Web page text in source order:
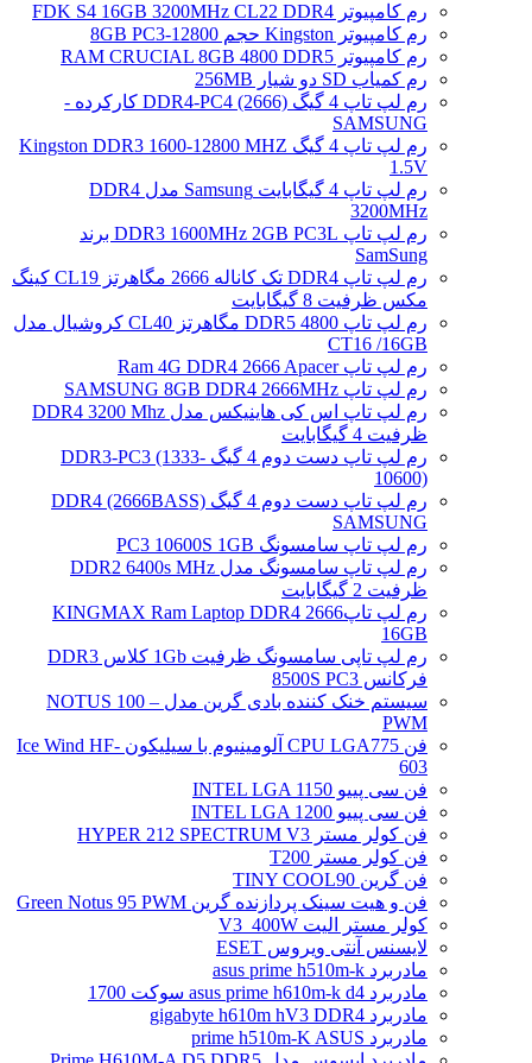
رم کامپیوتر FDK S4 16GB 3200MHz CL22 DDR4
رم کامپیوتر Kingston حجم 8GB PC3-12800
رم کامپیوتر RAM CRUCIAL 8GB 4800 DDR5
رم کمیاب SD دو شیار 256MB
رم لپ تاپ 4 گیگ DDR4-PC4 (2666) کارکرده -
SAMSUNG
رم لپ تاپ 4 گیگ Kingston DDR3 1600-12800 MHZ
1.5V
رم لپ تاپ 4 گیگابایت Samsung مدل DDR4
3200MHz
رم لپ تاپ DDR3 1600MHz 2GB PC3L برند
SamSung
رم لپ تاپ DDR4 تک کاناله 2666 مگاهرتز CL19 کینگ
مکس ظرفیت 8 گیگابایت
رم لپ تاپ DDR5 4800 مگاهرتز CL40 کروشیال مدل
CT16 /16GB
رم لپ تاپ Ram 4G DDR4 2666 Apacer
رم لپ تاپ SAMSUNG 8GB DDR4 2666MHz
رم لپ تاپ اس کی هاینیکس مدل DDR4 3200 Mhz
ظرفیت 4 گیگابایت
رم لپ تاپ دست دوم 4 گیگ DDR3-PC3 (1333-
10600)
رم لپ تاپ دست دوم 4 گیگ DDR4 (2666BASS)
SAMSUNG
رم لپ تاپ سامسونگ PC3 10600S 1GB
رم لپ تاپ سامسونگ مدل DDR2 6400s MHz
ظرفیت 2 گیگابایت
رم لپ تاپ2666 KINGMAX Ram Laptop DDR4
16GB
رم لپ تاپی سامسونگ ظرفیت 1Gb کلاس DDR3
فرکانس 8500S PC3
سیستم خنک کننده بادی گرین مدل NOTUS 100 –
PWM
فن CPU LGA775 آلومینیوم با سیلیکون Ice Wind HF-
603
فن سی پییو INTEL LGA 1150
فن سی پییو INTEL LGA 1200
فن کولر مستر HYPER 212 SPECTRUM V3
فن کولر مستر T200
فن گرین TINY COOL90
فن و هیت سینک پردازنده گرین Green Notus 95 PWM
کولر مستر الیت V3_400W
لایسنس آنتی ویروس ESET
مادربرد asus prime h510m-k
مادربرد asus prime h610m-k d4 سوکت 1700
مادربرد gigabyte h610m hV3 DDR4
مادربرد prime h510m-K ASUS